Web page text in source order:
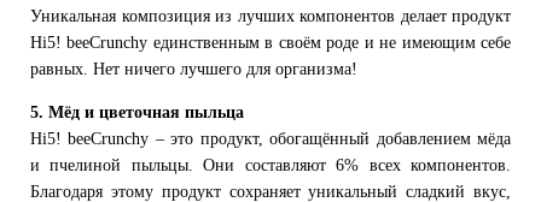
Уникальная композиция из лучших компонентов делает продукт
Hi5! beeCrunchy единственным в своём роде и не имеющим себе
равных. Нет ничего лучшего для организма!
5. Мёд и цветочная пыльца
Hi5! beeCrunchy – это продукт, обогащённый добавлением мёда
и пчелиной пыльцы. Они составляют 6% всех компонентов.
Благодаря этому продукт сохраняет уникальный сладкий вкус,